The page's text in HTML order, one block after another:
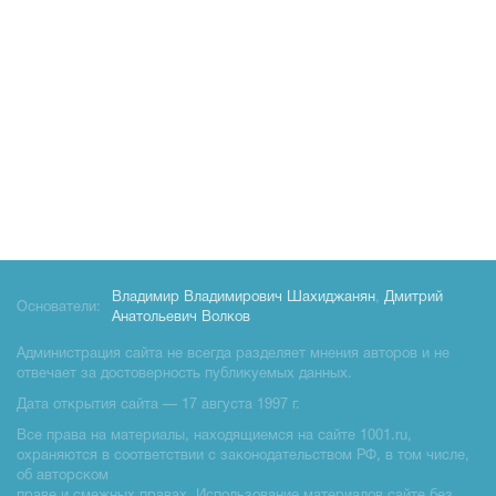
Основатели:
Владимир Владимирович Шахиджанян, Дмитрий
Анатольевич Волков
Администрация сайта не всегда разделяет мнения авторов и не
отвечает за достоверность публикуемых данных.
Дата открытия сайта — 17 августа 1997 г.
Все права на материалы, находящиемся на сайте 1001.ru,
охраняются в соответствии с законодательством РФ, в том числе,
об авторском